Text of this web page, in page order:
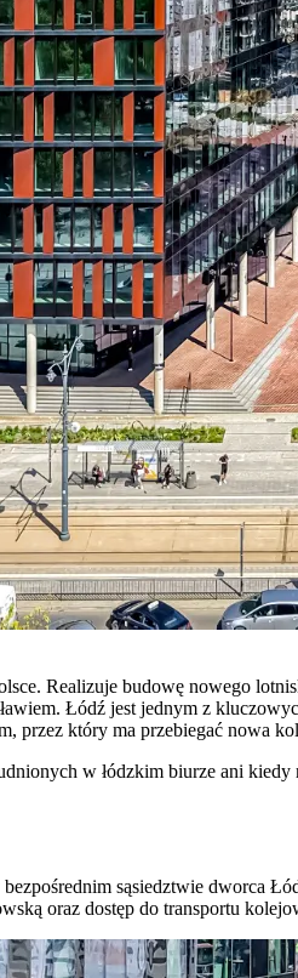
Realizuje budowę nowego
Łódź jest jednym z
przez który ma przebiegać nowa
w łódzkim biurze ani
sąsiedztwie dworca
oraz dostęp do transportu